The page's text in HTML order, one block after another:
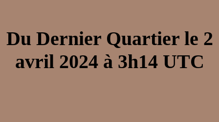
Du Dernier Quartierle 2
avril 2024à 3h14UTC